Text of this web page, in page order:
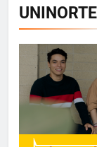
UNINORTE